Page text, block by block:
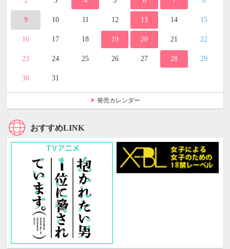
9 10 11 12 13 14 15
16 17 18 19 20 21 22
23 24 25 26 27 28 29
30 31
発売カレンダー
おすすめLINK